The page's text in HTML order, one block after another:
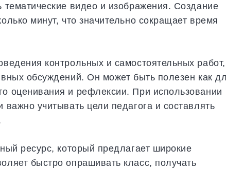
видео и изображения. Создание
минут, что значительно сокращает время
контрольных и самостоятельных работ,
обсуждений. Он может быть полезен как
оценивания и рефлексии. При использовании
учитывать цели педагога и составлять
ресурс, который предлагает широкие
быстро опрашивать класс, получать